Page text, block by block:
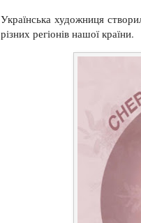
Українська художниця
різних регіонів нашої країни.